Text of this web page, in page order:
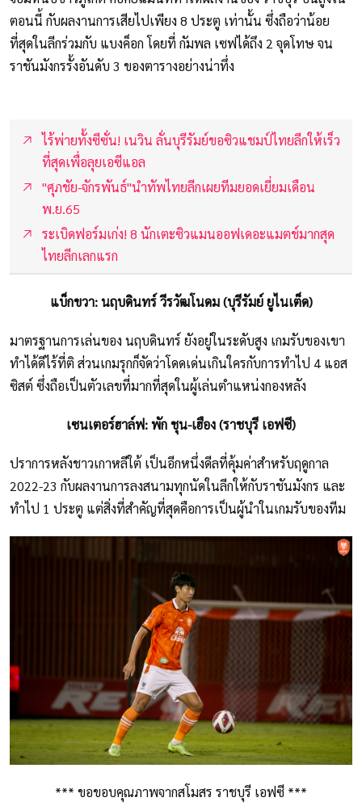
ตอนนี้ กับผลงานการเสียไปเพียง 8 ประตู เท่านั้น ซึ่งถือว่าน้อย
ที่สุดในลีกร่วมกับ แบงค็อก โดยที่ กัมพล เซฟได้ถึง 2 จุดโทษ จน
ราชันมังกรรั้งอันดับ 3 ของตารางอย่างน่าทึ่ง
ไร้พ่ายทั้งซีซั่น! เนวิน ลั่นบุรีรัมย์ขอซิวแชมป์ไทยลีกให้เร็ว
ที่สุดเพื่อลุยเอซีแอล
"ศุภชัย-จักรพันธ์"นำทัพไทยลีกเผยทีมยอดเยี่ยมเดือน
พ.ย.65
ระเบิดฟอร์มเก่ง! 8 นักเตะซิวแมนออฟเดอะแมตช์มากสุด
ไทยลีกเลกแรก
แบ็กขวา: นฤบดินทร์ วีรวัฒโนดม (บุรีรัมย์ ยูไนเต็ด)
มาตรฐานการเล่นของ นฤบดินทร์ ยังอยู่ในระดับสูง เกมรับของเขา
ทำได้ดีไร้ที่ติ ส่วนเกมรุกก็จัดว่าโดดเด่นเกินใครกับการทำไป 4 แอส
ซิสต์ ซึ่งถือเป็นตัวเลขที่มากที่สุดในผู้เล่นตำแหน่งกองหลัง
เซนเตอร์ฮาล์ฟ: พัก ชุน-เฮือง (ราชบุรี เอฟซี)
ปราการหลังชาวเกาหลีใต้ เป็นอีกหนึ่งดีลที่คุ้มค่าสำหรับฤดูกาล
2022-23 กับผลงานการลงสนามทุกนัดในลีกให้กับราชันมังกร และ
ทำไป 1 ประตู แต่สิ่งที่สำคัญที่สุดคือการเป็นผู้นำในเกมรับของทีม
*** ขอขอบคุณภาพจากสโมสร ราชบุรี เอฟซี ***